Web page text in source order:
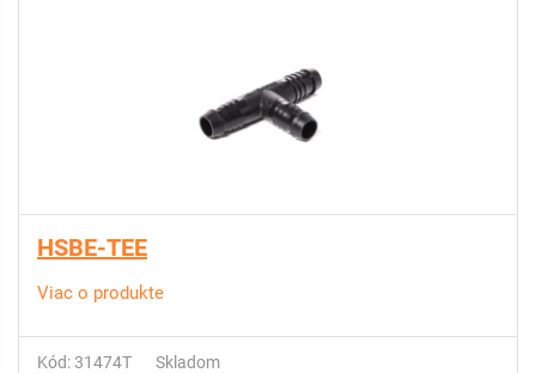
HSBE-TEE
Viac o produkte
Kód: 31474T Skladom